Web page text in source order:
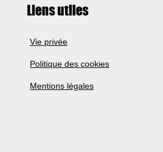
Liens utiles
Vie privée
Politique des cookies
Mentions légales